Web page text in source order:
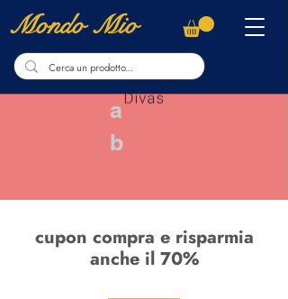
Mondo Mio
a
b
cupon compra e risparmia
anche il 70%